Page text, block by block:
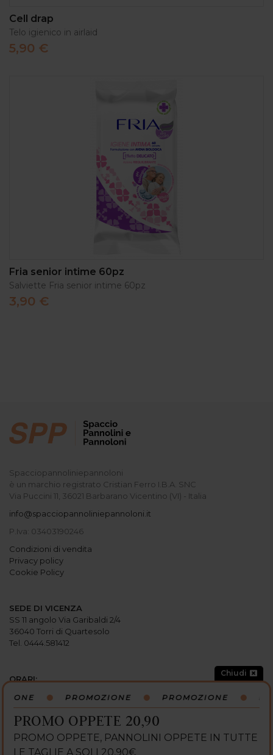
Cell drap
Telo igienico in airlaid
5,90 €
Fria senior intime 60pz
Salviette Fria senior intime 60pz
3,90 €
Spacciopannoliniepannoloni
è un marchio registrato Cristian Ferro I.B.A. SNC
Via Puccini 11, 36021 Barbarano Vicentino (VI) - Italia
info@spacciopannoliniepannoloni.it
P.Iva: 03403190246
Condizioni di vendita
Privacy policy
Cookie Policy
SEDE DI VICENZA
SS 11 angolo Via Garibaldi 2/4
36040 Torri di Quartesolo
Tel. 0444.581412
ORARI:
Martedi: 9:00-12 :30 / 15:00-19:30
Mercoledi: 9:00-12:30 / 15:00-19: 30
Giovedi: 9:00-12:30 / 15 :00-19: 30
Venerdi: 9:00-12:30 / 15:00-19:30
Sabato: 9:00-13:00 / 15:00-19:30
Chiudi
PROMOZIONE PROMOZIONE
PROMO OPPETE 20,90
PROMO OPPETE, PANNOLINI OPPETE IN TUTTE
LE TAGLIE A SOLI 20,90€